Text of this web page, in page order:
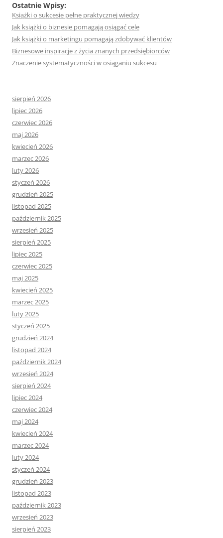
Ostatnie Wpisy:
Książki o sukcesie pełne praktycznej wiedzy
Jak książki o biznesie pomagają osiągać cele
Jak książki o marketingu pomagają zdobywać klientów
Biznesowe inspiracje z życia znanych przedsiębiorców
Znaczenie systematyczności w osiąganiu sukcesu
sierpień 2026
lipiec 2026
czerwiec 2026
maj 2026
kwiecień 2026
marzec 2026
luty 2026
styczeń 2026
grudzień 2025
listopad 2025
październik 2025
wrzesień 2025
sierpień 2025
lipiec 2025
czerwiec 2025
maj 2025
kwiecień 2025
marzec 2025
luty 2025
styczeń 2025
grudzień 2024
listopad 2024
październik 2024
wrzesień 2024
sierpień 2024
lipiec 2024
czerwiec 2024
maj 2024
kwiecień 2024
marzec 2024
luty 2024
styczeń 2024
grudzień 2023
listopad 2023
październik 2023
wrzesień 2023
sierpień 2023